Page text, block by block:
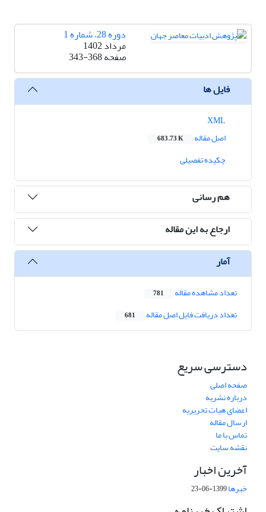
دوره 28، شماره 1
مرداد 1402
صفحه343-368
فایل ها
اصل مقاله
683.73 K
چکیده تفصیلی
هم رسانی
ارجاع به این مقاله
آمار
تعداد مشاهده مقاله 781
تعداد دریافت فایل اصل مقاله 681
دسترسی سریع
صفحه اصلی
درباره نشریه
اعضای هیات تحریریه
ارسال مقاله
تماس با ما
نقشه سایت
آخرین اخبار
خبرها1399-06-23